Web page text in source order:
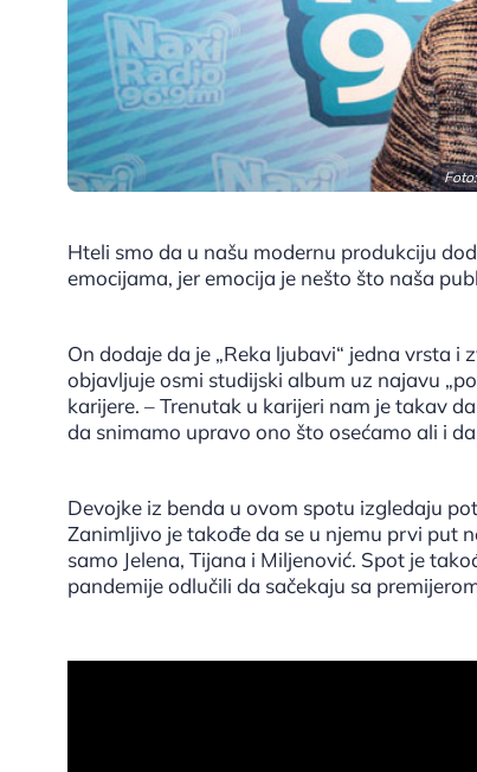
Hteli smo da u našu modernu produkciju
emocijama, jer emocija je nešto što naša
On dodaje da je „Reka ljubavi“ jedna vrsta
objavljuje osmi studijski album uz najavu
karijere. – Trenutak u karijeri nam je takav
da snimamo upravo ono što osećamo ali i
Devojke iz benda u ovom spotu izgledaju
Zanimljivo je takođe da se u njemu prvi put
samo Jelena, Tijana i Miljenović. Spot je
pandemije odlučili da sačekaju sa